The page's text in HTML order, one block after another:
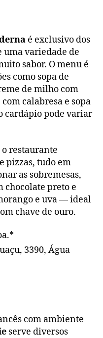
é exclusivo dos
uma variedade de
sabor. O menu é
como sopa de
de milho com
calabresa e sopa
cardápio pode variar
o restaurante
pizzas, tudo em
as sobremesas,
chocolate preto e
e uva — ideal
chave de ouro.
3390, Água
com ambiente
serve diversos